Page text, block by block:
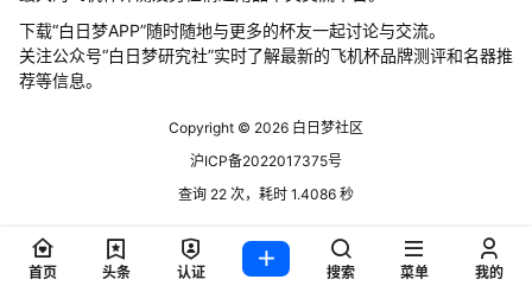
下载“白日梦APP”随时随地与更多的杯友一起讨论与交流。
关注公众号“白日梦研究社”实时了解最新的飞机杯品牌测评和名器推
荐等信息。
Copyright © 2026 白日梦社区
沪ICP备2022017375号
查询 22 次，耗时 1.4086 秒
首页 头条 认证 搜索 菜单 我的